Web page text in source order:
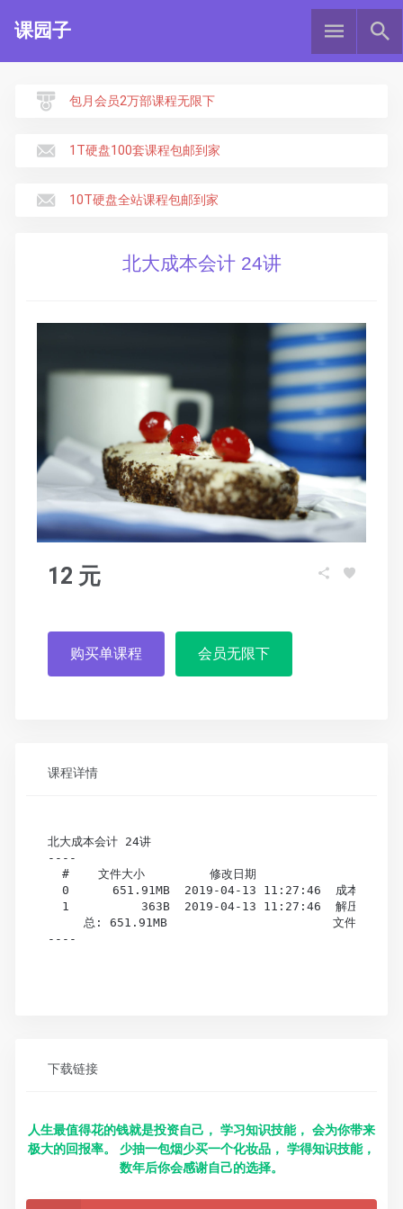
课园子
包月会员2万部课程无限下
1T硬盘100套课程包邮到家
10T硬盘全站课程包邮到家
北大成本会计 24讲
12 元
购买单课程 会员无限下
课程详情
北大成本会计 24讲
----
#    文件大小         修改日期
0      651.91MB  2019-04-13 11:27:46  成本会计视
1          363B  2019-04-13 11:27:46  解压
总: 651.91MB                       文件
----
下载链接
人生最值得花的钱就是投资自己， 学习知识技能， 会为你带来
极大的回报率。 少抽一包烟少买一个化妆品， 学得知识技能，
数年后你会感谢自己的选择。